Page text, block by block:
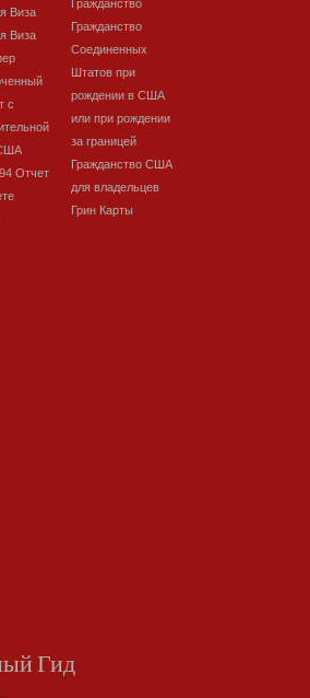
Виза
Виза
с
Отчет
Гражданство
Гражданство
Соединенных
Штатов при
рождении в США
или при рождении
за границей
Гражданство США
для владельцев
Грин Карты
Гид